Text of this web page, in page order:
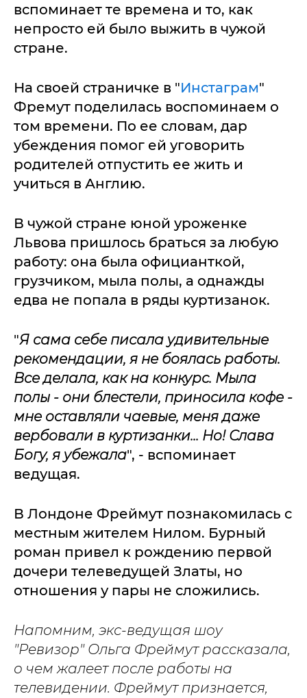
вспоминает те времена и то, как
непросто ей было выжить в чужой
стране.
На своей страничке в "Инстаграм"
Фремут поделилась воспоминаем о
том времени. По ее словам, дар
убеждения помог ей уговорить
родителей отпустить ее жить и
учиться в Англию.
В чужой стране юной уроженке
Львова пришлось браться за любую
работу: она была официанткой,
грузчиком, мыла полы, а однажды
едва не попала в ряды куртизанок.
"Я сама себе писала удивительные
рекомендации, я не боялась работы.
Все делала, как на конкурс. Мыла
полы - они блестели, приносила кофе -
мне оставляли чаевые, меня даже
вербовали в куртизанки... Но! Слава
Богу, я убежала", - вспоминает
ведущая.
В Лондоне Фреймут познакомилась с
местным жителем Нилом. Бурный
роман привел к рождению первой
дочери телеведущей Златы, но
отношения у пары не сложились.
Напомним, экс-ведущая шоу
"Ревизор" Ольга Фреймут рассказала,
о чем жалеет после работы на
телевидении. Фреймут признается,